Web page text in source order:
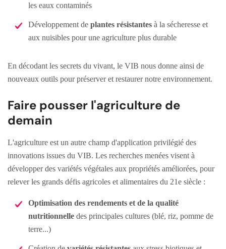
les eaux contaminés
Développement de plantes résistantes à la sécheresse et
aux nuisibles pour une agriculture plus durable
En décodant les secrets du vivant, le VIB nous donne ainsi de
nouveaux outils pour préserver et restaurer notre environnement.
Faire pousser l'agriculture de
demain
L'agriculture est un autre champ d'application privilégié des
innovations issues du VIB. Les recherches menées visent à
développer des variétés végétales aux propriétés améliorées, pour
relever les grands défis agricoles et alimentaires du 21e siècle :
Optimisation des rendements et de la qualité
nutritionnelle des principales cultures (blé, riz, pomme de
terre...)